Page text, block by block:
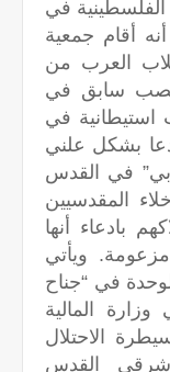
الفلسطينية في
أقام جمعية
العرب من
سابق في
استيطانية في
بشكل علني
في القدس
المقدسيين
بادعاء أنها
ويأتي
في “جناح
المالية
الاحتلال
شرقي القدس